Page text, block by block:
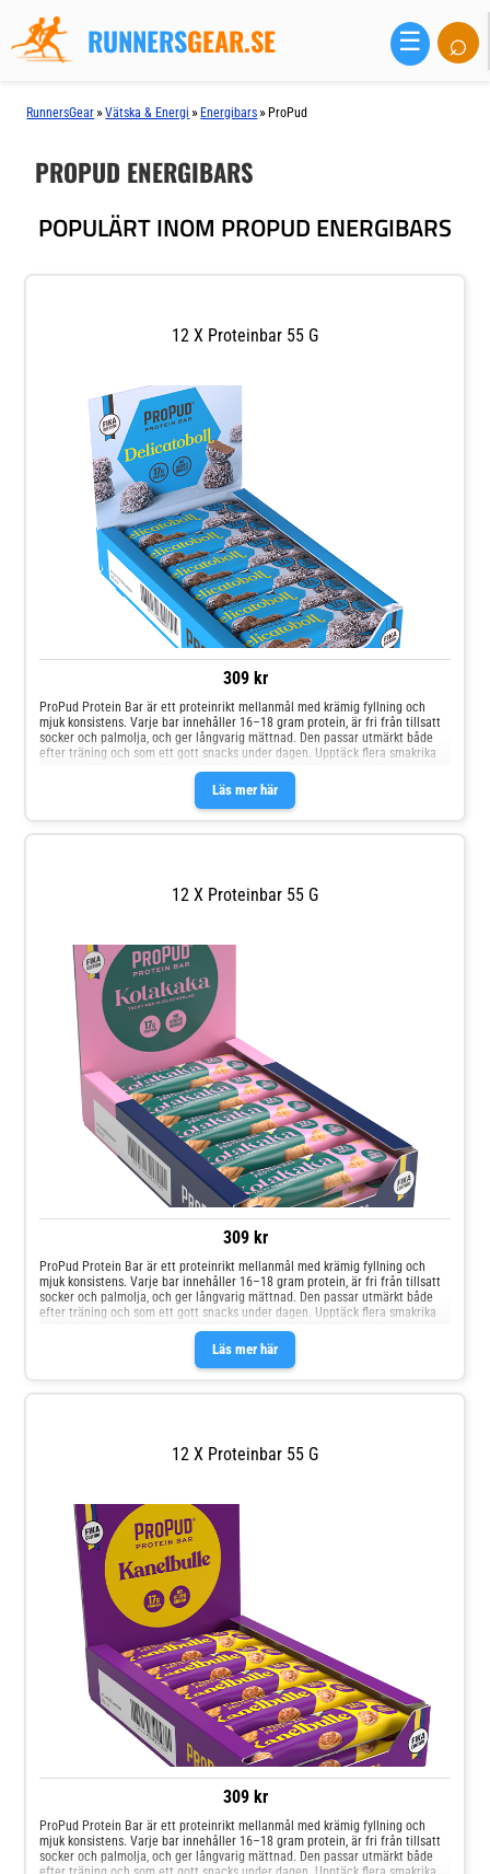
RUNNERSGEAR.SE ☰ ⌕
RunnersGear »Vätska & Energi » Energibars » ProPud
PROPUD ENERGIBARS
POPULÄRT INOM PROPUD ENERGIBARS
12 X Proteinbar 55 G
309 kr
Läs mer här
ProPud Protein Bar är ett proteinrikt mellanmål med krämig fyllning och
mjuk konsistens. Varje bar innehåller 16–18 gram protein, är fri från tillsatt
socker och palmolja, och ger långvarig mättnad. Den passar utmärkt både
efter träning och som ett gott snacks under dagen. Upptäck flera smakrika
12 X Proteinbar 55 G
309 kr
Läs mer här
ProPud Protein Bar är ett proteinrikt mellanmål med krämig fyllning och
mjuk konsistens. Varje bar innehåller 16–18 gram protein, är fri från tillsatt
socker och palmolja, och ger långvarig mättnad. Den passar utmärkt både
efter träning och som ett gott snacks under dagen. Upptäck flera smakrika
12 X Proteinbar 55 G
309 kr
ProPud Protein Bar är ett proteinrikt mellanmål med krämig fyllning och
mjuk konsistens. Varje bar innehåller 16–18 gram protein, är fri från tillsatt
socker och palmolja, och ger långvarig mättnad. Den passar utmärkt både